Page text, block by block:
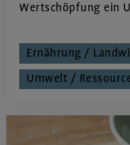
Wertschöpfung ein
Ernährung /
Umwelt /